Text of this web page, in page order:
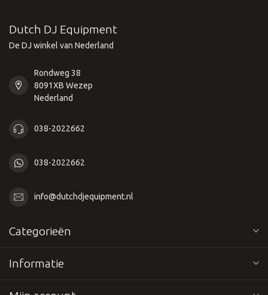
Dutch DJ Equipment
De DJ winkel van Nederland
Rondweg 38
8091XB Wezep
Nederland
038-2022662
038-2022662
info@dutchdjequipment.nl
Categorieën
Informatie